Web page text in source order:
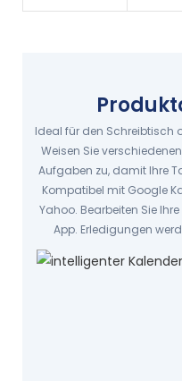
Ideal für den Schreibtisch
Weisen Sie
Aufgaben zu, damit Ihre
Kompatibel mit Google
Yahoo. Bearbeiten Sie
App. Erledigungen